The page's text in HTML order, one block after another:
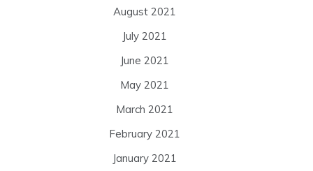
August 2021
July 2021
June 2021
May 2021
March 2021
February 2021
January 2021